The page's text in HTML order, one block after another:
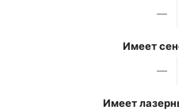
—
Имеет
—
Имеет